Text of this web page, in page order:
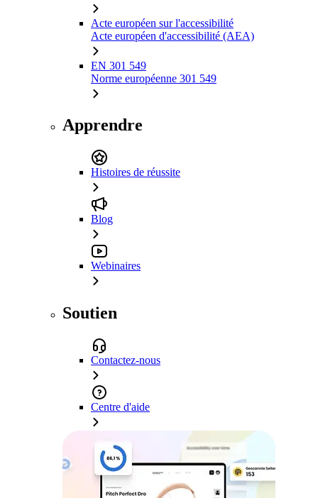
Acte européen sur l'accessibilité
Acte européen d'accessibilité (AEA)
EN 301 549
Norme européenne 301 549
Apprendre
Histoires de réussite
Blog
Webinaires
Soutien
Contactez-nous
Centre d'aide